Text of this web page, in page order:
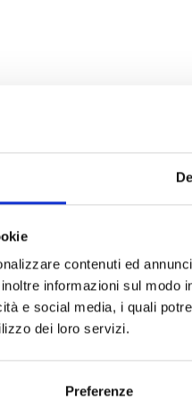
contenuti ed
informazioni sul
e social media, i quali
dei loro servizi.
Preferenze